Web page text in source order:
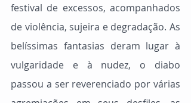
festival de excessos, acompanhados
de violência, sujeira e degradação. As
belíssimas fantasias deram lugar à
vulgaridade e à nudez, o diabo
passou a ser reverenciado por várias